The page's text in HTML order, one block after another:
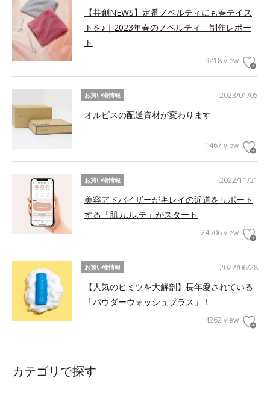
【共創NEWS】定番ノベルティにも春テイス
トを♪｜2023年春のノベルティ 制作レポー
ト
9218 view
2023/01/05
お買い物情報
オルビスの配送資材が変わります
1467 view
2022/11/21
お買い物情報
美容アドバイザーがキレイの近道をサポート
する「肌カ.ル.テ」がスタート
24506 view
2022/06/28
お買い物情報
【人気のヒミツを大解剖】長年愛されている
「パウダーウォッシュプラス」！
4262 view
カテゴリで探す